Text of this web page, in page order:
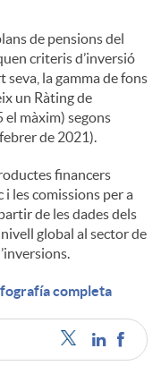
de pensions del
criteris d’inversió
seva, la gamma de fons
un Ràting de
màxim) segons
de 2021).
financers
les comissions per a
de les dades dels
nivell global al sector de
completa